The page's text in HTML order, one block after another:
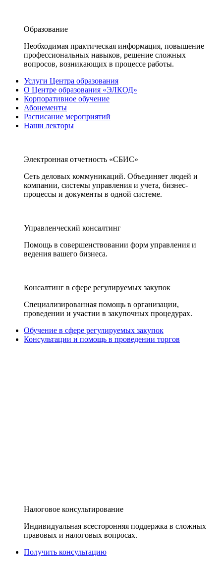
Образование
Необходимая практическая информация, повышение
профессиональных навыков, решение сложных
вопросов, возникающих в процессе работы.
Услуги Центра образования
О Центре образования «ЭЛКОД»
Корпоративное обучение
Абонементы
Расписание мероприятий
Наши лекторы
Электронная отчетность «СБИС»
Сеть деловых коммуникаций. Объединяет людей и
компании, системы управления и учета, бизнес-
процессы и документы в одной системе.
Управленческий консалтинг
Помощь в совершенствовании форм управления и
ведения вашего бизнеса.
Консалтинг в сфере регулируемых закупок
Специализированная помощь в организации,
проведении и участии в закупочных процедурах.
Обучение в сфере регулируемых закупок
Консультации и помощь в проведении торгов
Налоговое консультирование
Индивидуальная всесторонняя поддержка в сложных
правовых и налоговых вопросах.
Получить консультацию